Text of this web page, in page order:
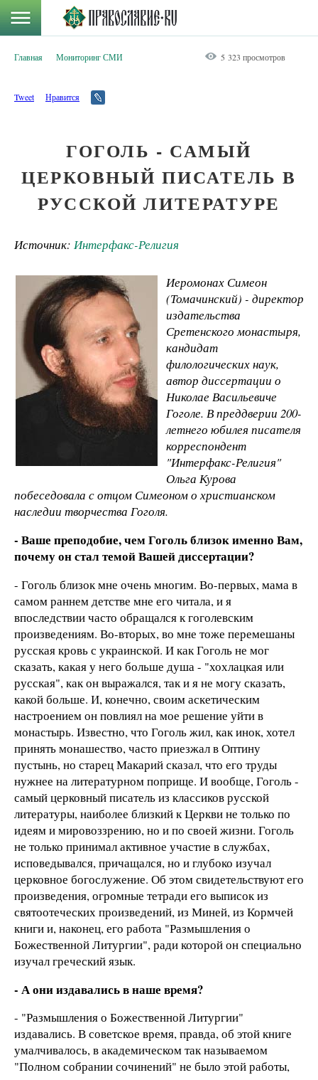
Главная Мониторинг СМИ 5 323 просмотров
Tweet Нравится
ГОГОЛЬ - САМЫЙ
ЦЕРКОВНЫЙ ПИСАТЕЛЬ В
РУССКОЙ ЛИТЕРАТУРЕ
Источник: Интерфакс-Религия
Иеромонах Симеон
(Томачинский) - директор
издательства
Сретенского монастыря,
кандидат
филологических наук,
автор диссертации о
Николае Васильевиче
Гоголе. В преддверии 200-
летнего юбилея писателя
корреспондент
"Интерфакс-Религия"
Ольга Курова
побеседовала с отцом Симеоном о христианском
наследии творчества Гоголя.
- Ваше преподобие, чем Гоголь близок именно Вам,
почему он стал темой Вашей диссертации?
- Гоголь близок мне очень многим. Во-первых, мама в
самом раннем детстве мне его читала, и я
впоследствии часто обращался к гоголевским
произведениям. Во-вторых, во мне тоже перемешаны
русская кровь с украинской. И как Гоголь не мог
сказать, какая у него больше душа - "хохлацкая или
русская", как он выражался, так и я не могу сказать,
какой больше. И, конечно, своим аскетическим
настроением он повлиял на мое решение уйти в
монастырь. Известно, что Гоголь жил, как инок, хотел
принять монашество, часто приезжал в Оптину
пустынь, но старец Макарий сказал, что его труды
нужнее на литературном поприще. И вообще, Гоголь -
самый церковный писатель из классиков русской
литературы, наиболее близкий к Церкви не только по
идеям и мировоззрению, но и по своей жизни. Гоголь
не только принимал активное участие в службах,
исповедывался, причащался, но и глубоко изучал
церковное богослужение. Об этом свидетельствуют его
произведения, огромные тетради его выписок из
святоотеческих произведений, из Миней, из Кормчей
книги и, наконец, его работа "Размышления о
Божественной Литургии", ради которой он специально
изучал греческий язык.
- А они издавались в наше время?
- "Размышления о Божественной Литургии"
издавались. В советское время, правда, об этой книге
умалчивалось, в академическом так называемом
"Полном собрании сочинений" не было этой работы,